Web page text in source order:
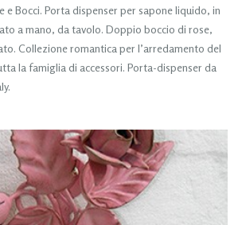
e Bocci. Porta dispenser per sapone liquido, in
a mano, da tavolo. Doppio boccio di rose,
Collezione romantica per l’arredamento del
la famiglia di accessori. Porta-dispenser da